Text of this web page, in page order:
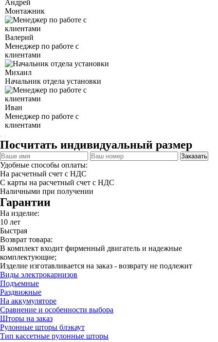
Андрей
Монтажник
Валерий
Менеджер по работе с
клиентами
Михаил
Начальник отдела установки
Иван
Менеджер по работе с
клиентами
Посчитать индивидуальный размер
Заказать
Удобные способы оплаты:
На расчетный счет с НДС
С карты на расчетный счет с НДС
Наличными при получении
Гарантии
На изделие:
10 лет
Быстрая
Возврат товара:
В комплект входит фирменный двигатель и надежные
комплектующие;
Изделие изготавливается на заказ - возврату не подлежит
Виды электрокарнизов
Подъемные
Раздвижные
На аккумуляторе
Сравнение и особенности выбора
Шторы на заказ
Рулонные шторы блэкаут
Тип кассетные рулонные шторы